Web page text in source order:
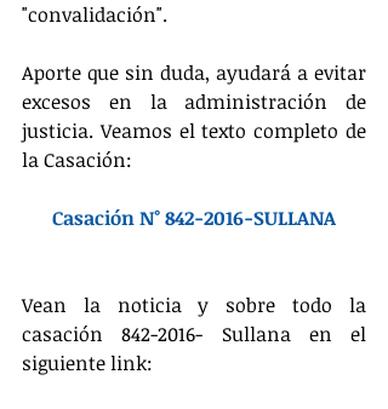
"convalidación".
Aporte que sin duda, ayudará a evitar
excesos en la administración de
justicia. Veamos el texto completo de
la Casación:
Casación N° 842-2016-SULLANA
Vean la noticia y sobre todo la
casación 842-2016- Sullana en el
siguiente link: